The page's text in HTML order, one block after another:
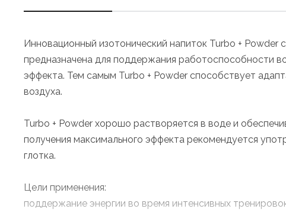
Инновационный изотонический напиток Turbo +
предназначена для поддержания работоспособности
эффекта. Тем самым Turbo + Powder способствует
воздуха.
Turbo + Powder хорошо растворяется в воде и
получения максимального эффекта рекомендуется
глотка.
Цели применения:
поддержание энергии во время интенсивных